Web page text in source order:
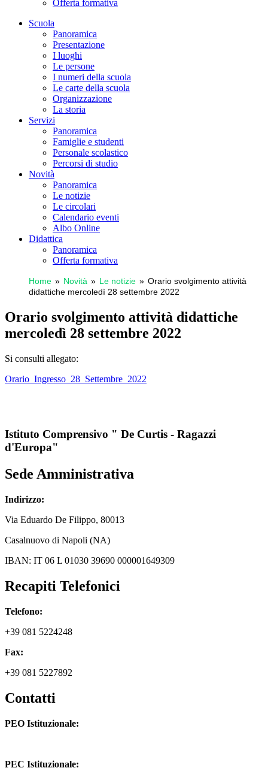
Offerta formativa
Scuola
Panoramica
Presentazione
I luoghi
Le persone
I numeri della scuola
Le carte della scuola
Organizzazione
La storia
Servizi
Panoramica
Famiglie e studenti
Personale scolastico
Percorsi di studio
Novità
Panoramica
Le notizie
Le circolari
Calendario eventi
Albo Online
Didattica
Panoramica
Offerta formativa
Home Novità Le notizie
Orario svolgimento attività
didattiche mercoledì 28 settembre 2022
Orario svolgimento attività didattiche
mercoledì 28 settembre 2022
Si consulti allegato:
Orario_Ingresso_28_Settembre_2022
Istituto Comprensivo " De Curtis - Ragazzi
d'Europa"
Sede Amministrativa
Indirizzo:
Via Eduardo De Filippo, 80013
Casalnuovo di Napoli (NA)
IBAN: IT 06 L 01030 39690 000001649309
Recapiti Telefonici
Telefono:
+39 081 5224248
Fax:
+39 081 5227892
Contatti
PEO Istituzionale:
PEC Istituzionale: